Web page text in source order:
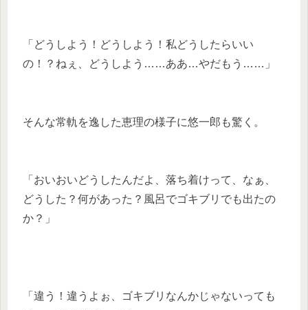
「どうしよう！どうしよう！私どうしたらいい
の！？ねぇ、どうしよう……ああ…やだもう……」
そんな常軌を逸した恵理の様子に悠一郎も驚く。
「おいおいどうしたんだよ、落ち着けって、なぁ、
どうした？何があった？風呂でゴキブリでも出たの
か？」
「違う！違うよぉ、ゴキブリなんかじゃないっても